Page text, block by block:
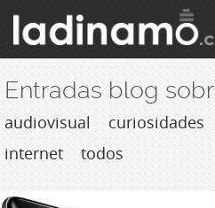
Jump to
c
a
r
Entradas blog
audiovisual curiosidades
internet
todos